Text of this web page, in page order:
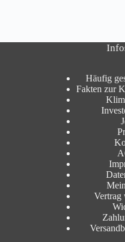
Häufig
Fakten zur
Vertrag